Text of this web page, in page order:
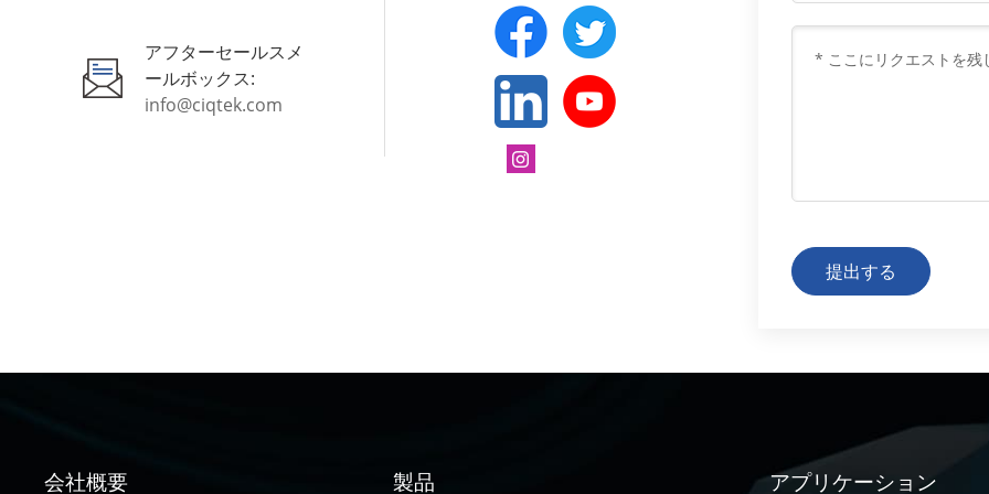
アフターセールスメ
ールボックス:
info@ciqtek.com
提出する
会社概要 製品 アプリケーション